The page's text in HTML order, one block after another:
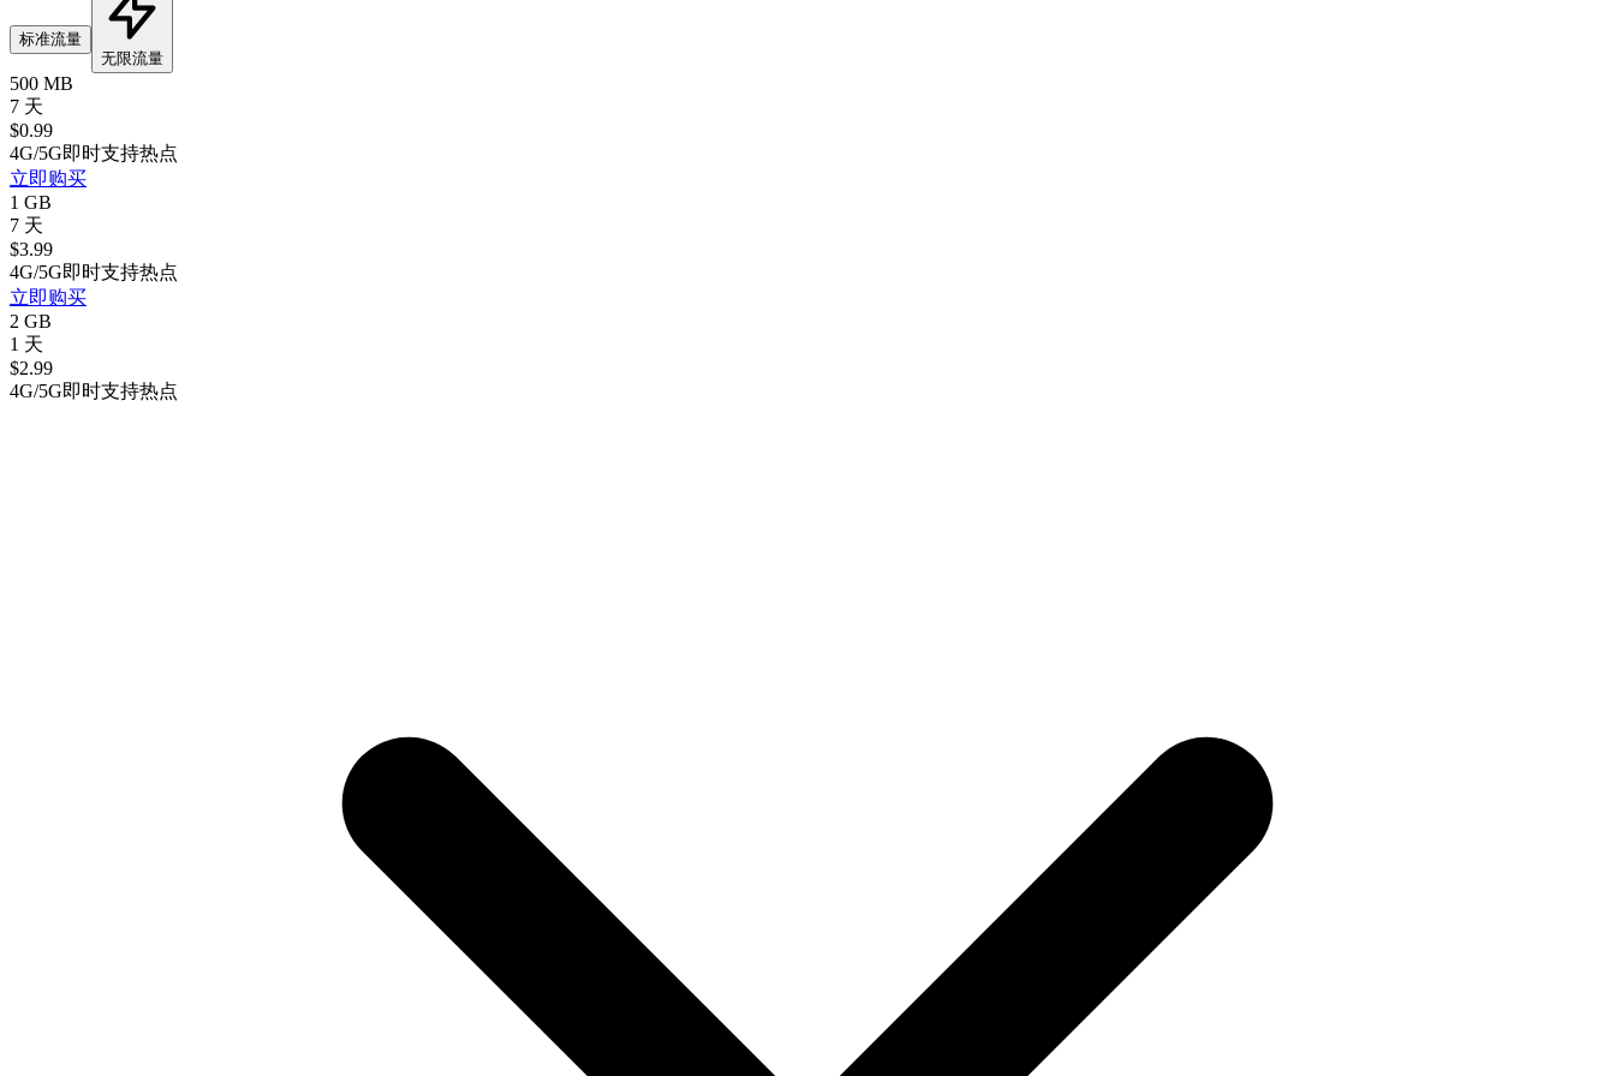
标准流量
无限流量
500 MB
7 天
$0.99
4G/5G即时支持热点
立即购买
1 GB
7 天
$3.99
4G/5G即时支持热点
立即购买
2 GB
1 天
$2.99
4G/5G即时支持热点